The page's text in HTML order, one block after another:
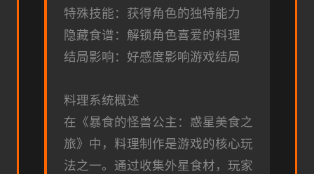
特殊技能：获得角色的独特能力
隐藏食谱：解锁角色喜爱的料理
结局影响：好感度影响游戏结局
料理系统概述
在《暴食的怪兽公主：惑星美食之
旅》中，料理制作是游戏的核心玩
法之一。通过收集外星食材，玩家